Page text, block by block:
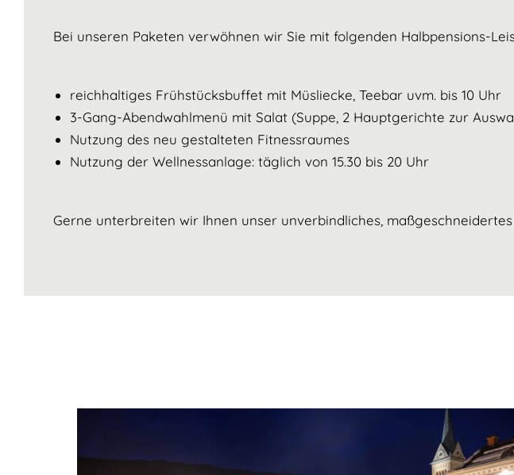
Bei unseren Paketen verwöhnen wir Sie mit folgenden Halbpensions-
reichhaltiges Frühstücksbuffet mit Müsliecke, Teebar uvm. bis 10 Uhr
3-Gang-Abendwahlmenü mit Salat (Suppe, 2 Hauptgerichte zur
Nutzung des neu gestalteten Fitnessraumes
Nutzung der Wellnessanlage: täglich von 15.30 bis 20 Uhr
Gerne unterbreiten wir Ihnen unser unverbindliches,